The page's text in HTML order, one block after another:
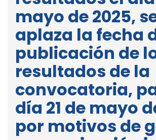
mayo de 2025,
aplaza la fecha
publicación de
resultados de la
convocatoria,
día 21 de mayo
por motivos de